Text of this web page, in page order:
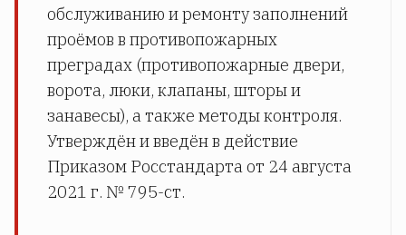
обслуживанию и ремонту заполнений
проёмов в противопожарных
преградах (противопожарные двери,
ворота, люки, клапаны, шторы и
занавесы), а также методы контроля.
Утверждён и введён в действие
Приказом Росстандарта от 24 августа
2021 г. № 795-ст.